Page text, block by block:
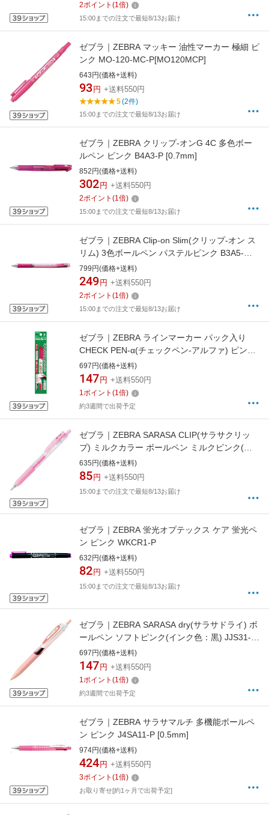
2ポイント (1倍)
15:00までの注文で最短8/13お届け
ゼブラ｜ZEBRA マッキー 油性マーカー 極細 ピ
ンク MO-120-MC-P[MO120MCP]
643円(価格+送料)
93 円 +送料550円
5(2件)
15:00までの注文で最短8/13お届け
ゼブラ｜ZEBRA クリップ-オンG 4C 多色ボー
ルペン ピンク B4A3-P [0.7mm]
852円(価格+送料)
302 円 +送料550円
2ポイント (1倍)
15:00までの注文で最短8/13お届け
ゼブラ｜ZEBRA Clip-on Slim(クリップ-オン ス
リム) 3色ボールペン パステルピンク B3A5-WP
[0.7mm]
799円(価格+送料)
249 円 +送料550円
2ポイント (1倍)
15:00までの注文で最短8/13お届け
ゼブラ｜ZEBRA ラインマーカー パック入り
CHECK PEN-α(チェックペン-アルファ) ピンク
P-WYT20-P
697円(価格+送料)
147 円 +送料550円
1ポイント (1倍)
約3週間で出荷予定
ゼブラ｜ZEBRA SARASA CLIP(サラサクリッ
プ) ミルクカラー ボールペン ミルクピンク(イ
ンク色：ミルクピンク) JJ15-MKP [0.5mm]
635円(価格+送料)
85 円 +送料550円
15:00までの注文で最短8/13お届け
ゼブラ｜ZEBRA 蛍光オプテックス ケア 蛍光ペ
ン ピンク WKCR1-P
632円(価格+送料)
82 円 +送料550円
15:00までの注文で最短8/13お届け
ゼブラ｜ZEBRA SARASA dry(サラサドライ) ボ
ールペン ソフトピンク(インク色：黒) JJS31-
SP [0.4mm]
697円(価格+送料)
147 円 +送料550円
1ポイント (1倍)
約3週間で出荷予定
ゼブラ｜ZEBRA サラサマルチ 多機能ボールペ
ン ピンク J4SA11-P [0.5mm]
974円(価格+送料)
424 円 +送料550円
3ポイント (1倍)
お取り寄せ[約1ヶ月で出荷予定]